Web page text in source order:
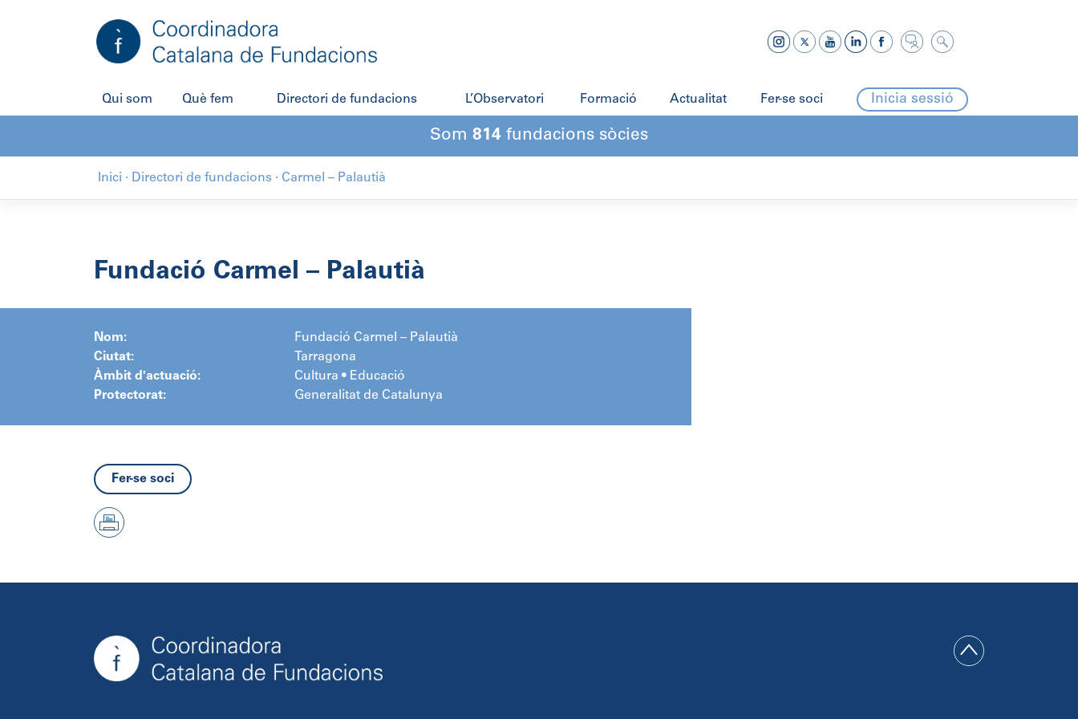
Qui som Què fem Directori de fundacions L’Observatori Formació Actualitat Fer-se soci Inicia sessió
Som 814 fundacions sòcies
Inici · Directori de fundacions · Carmel – Palautià
Fundació Carmel – Palautià
Nom:
Fundació Carmel – Palautià
Ciutat:
Tarragona
Àmbit d'actuació:
Cultura • Educació
Protectorat:
Generalitat de Catalunya
Fer-se soci